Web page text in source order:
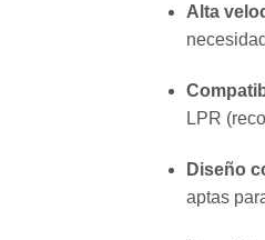
Alta
LPR
Diseño
aptas